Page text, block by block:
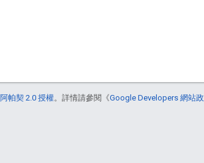
阿帕契 2.0 授權。詳情請參閱《Google Developers 網站政